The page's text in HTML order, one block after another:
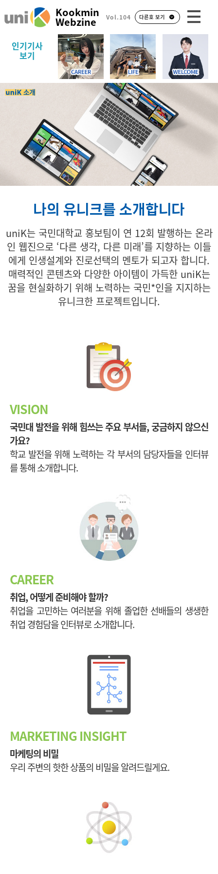
Kookmin
Webzine
Vol.104 다른호 보기
인기기사
보기
나의 유니크를 소개합니다
uniK는 국민대학교 홍보팀이 연 12회 발행하는 온라
인 웹진으로 ‘다른 생각, 다른 미래’를 지향하는 이들
에게 인생설계와 진로선택의 멘토가 되고자 합니다.
매력적인 콘텐츠와 다양한 아이템이 가득한 uniK는
꿈을 현실화하기 위해 노력하는 국민*인을 지지하는
유니크한 프로젝트입니다.
VISION
국민대 발전을 위해 힘쓰는 주요 부서들, 궁금하지 않으신
가요?
학교 발전을 위해 노력하는 각 부서의 담당자들을 인터뷰
를 통해 소개합니다.
CAREER
취업, 어떻게 준비해야 할까?
취업을 고민하는 여러분을 위해 졸업한 선배들의 생생한
취업 경험담을 인터뷰로 소개합니다.
MARKETING INSIGHT
마케팅의 비밀
우리 주변의 핫한 상품의 비밀을 알려드릴게요.